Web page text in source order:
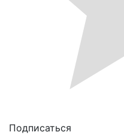
Подписаться